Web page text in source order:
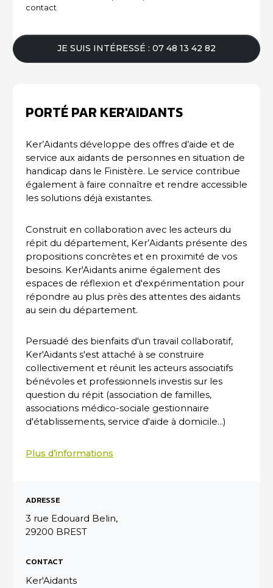
contact
JE SUIS INTÉRESSÉ : 07 48 13 42 82
PORTÉ PAR KER'AIDANTS
Ker’Aidants développe des offres d’aide et de
service aux aidants de personnes en situation de
handicap dans le Finistère. Le service contribue
également à faire connaître et rendre accessible
les solutions déjà existantes.
Construit en collaboration avec les acteurs du
répit du département, Ker’Aidants présente des
propositions concrètes et en proximité de vos
besoins. Ker'Aidants anime également des
espaces de réflexion et d'expérimentation pour
répondre au plus près des attentes des aidants
au sein du département.
Persuadé des bienfaits d'un travail collaboratif,
Ker'Aidants s'est attaché à se construire
collectivement et réunit les acteurs associatifs
bénévoles et professionnels investis sur les
question du répit (association de familles,
associations médico-sociale gestionnaire
d'établissements, service d'aide à domicile...)
Plus d’informations
ADRESSE
3 rue Edouard Belin,
29200 BREST
CONTACT
Ker'Aidants